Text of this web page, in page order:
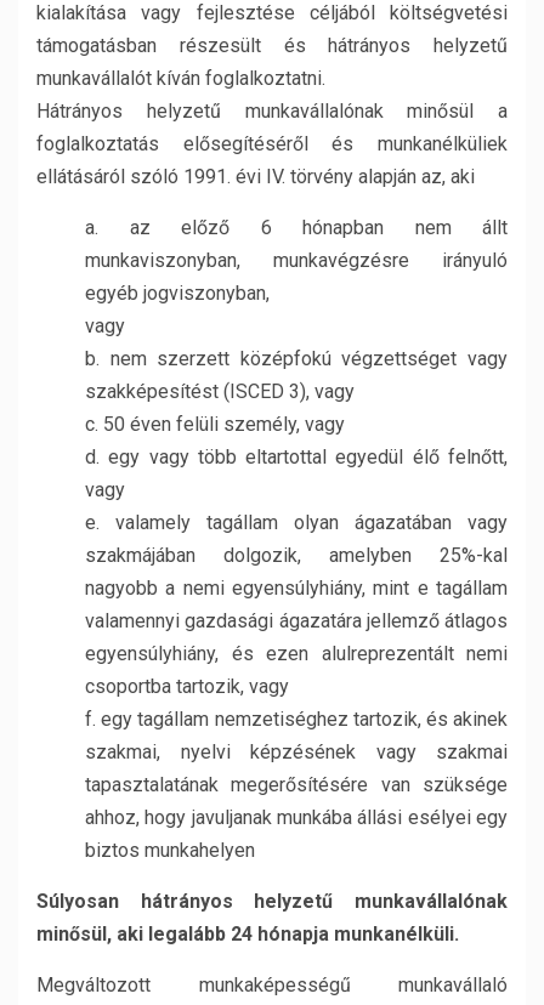
kialakítása vagy fejlesztése céljából költségvetési
támogatásban részesült és hátrányos helyzetű
munkavállalót kíván foglalkoztatni.
Hátrányos helyzetű munkavállalónak minősül a
foglalkoztatás elősegítéséről és munkanélküliek
ellátásáról szóló 1991. évi IV. törvény alapján az, aki
a. az előző 6 hónapban nem állt
munkaviszonyban, munkavégzésre irányuló
egyéb jogviszonyban,
vagy
b. nem szerzett középfokú végzettséget vagy
szakképesítést (ISCED 3), vagy
c. 50 éven felüli személy, vagy
d. egy vagy több eltartottal egyedül élő felnőtt,
vagy
e. valamely tagállam olyan ágazatában vagy
szakmájában dolgozik, amelyben 25%-kal
nagyobb a nemi egyensúlyhiány, mint e tagállam
valamennyi gazdasági ágazatára jellemző átlagos
egyensúlyhiány, és ezen alulreprezentált nemi
csoportba tartozik, vagy
f. egy tagállam nemzetiséghez tartozik, és akinek
szakmai, nyelvi képzésének vagy szakmai
tapasztalatának megerősítésére van szüksége
ahhoz, hogy javuljanak munkába állási esélyei egy
biztos munkahelyen
Súlyosan hátrányos helyzetű munkavállalónak
minősül, aki legalább 24 hónapja munkanélküli.
Megváltozott munkaképességű munkavállaló